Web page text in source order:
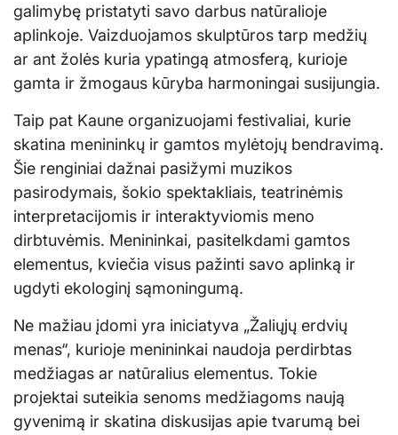
galimybę pristatyti savo darbus natūralioje
aplinkoje. Vaizduojamos skulptūros tarp medžių
ar ant žolės kuria ypatingą atmosferą, kurioje
gamta ir žmogaus kūryba harmoningai susijungia.
Taip pat Kaune organizuojami festivaliai, kurie
skatina menininkų ir gamtos mylėtojų bendravimą.
Šie renginiai dažnai pasižymi muzikos
pasirodymais, šokio spektakliais, teatrinėmis
interpretacijomis ir interaktyviomis meno
dirbtuvėmis. Menininkai, pasitelkdami gamtos
elementus, kviečia visus pažinti savo aplinką ir
ugdyti ekologinį sąmoningumą.
Ne mažiau įdomi yra iniciatyva „Žaliųjų erdvių
menas“, kurioje menininkai naudoja perdirbtas
medžiagas ar natūralius elementus. Tokie
projektai suteikia senoms medžiagoms naują
gyvenimą ir skatina diskusijas apie tvarumą bei